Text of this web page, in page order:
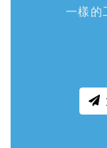
一樣的